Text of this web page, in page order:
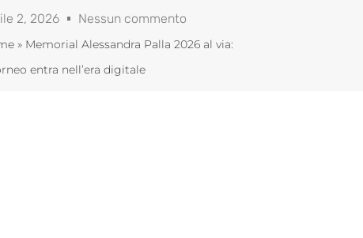
2, 2026 Nessun commento
» Memorial Alessandra Palla 2026 al via:
entra nell’era digitale